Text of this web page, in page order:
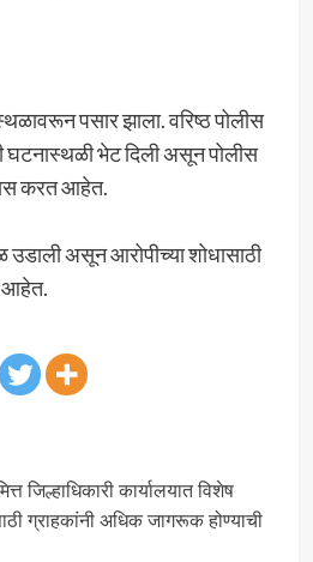
पसार झाला. वरिष्ठ पोलीस
घटनास्थळी भेट दिली असून पोलीस
करत आहेत.
असून आरोपीच्या शोधासाठी
आहेत.
जिल्हाधिकारी कार्यालयात विशेष
ग्राहकांनी अधिक जागरूक होण्याची